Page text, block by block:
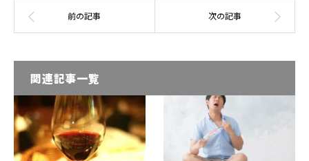
関連記事一覧